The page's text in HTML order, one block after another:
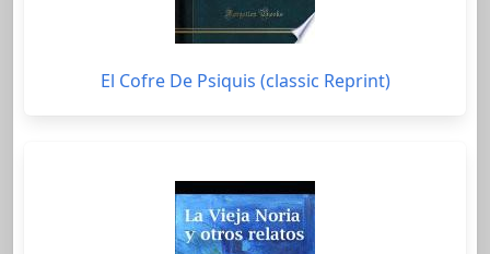
El Cofre De Psiquis (classic Reprint)